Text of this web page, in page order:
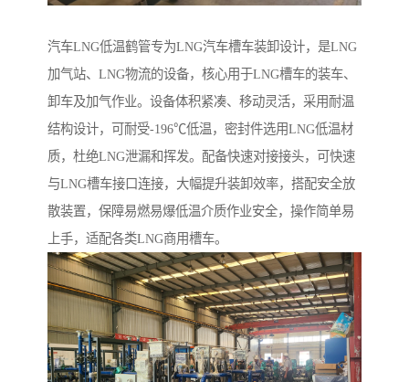
汽车LNG低温鹤管专为LNG汽车槽车装卸设计，是LNG
加气站、LNG物流的设备，核心用于LNG槽车的装车、
卸车及加气作业。设备体积紧凑、移动灵活，采用耐温
结构设计，可耐受-196℃低温，密封件选用LNG低温材
质，杜绝LNG泄漏和挥发。配备快速对接接头，可快速
与LNG槽车接口连接，大幅提升装卸效率，搭配安全放
散装置，保障易燃易爆低温介质作业安全，操作简单易
上手，适配各类LNG商用槽车。